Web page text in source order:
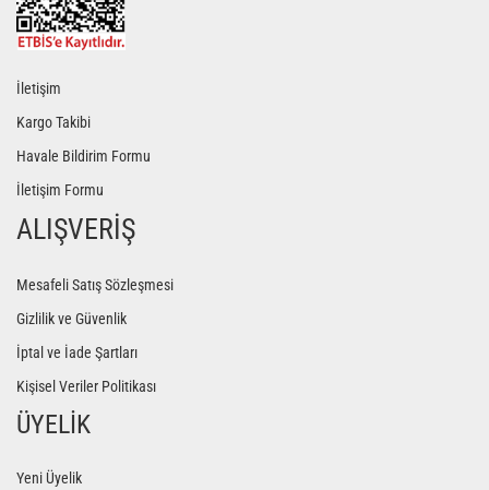
İletişim
Kargo Takibi
Havale Bildirim Formu
İletişim Formu
ALIŞVERİŞ
Mesafeli Satış Sözleşmesi
Gizlilik ve Güvenlik
İptal ve İade Şartları
Kişisel Veriler Politikası
ÜYELİK
Yeni Üyelik